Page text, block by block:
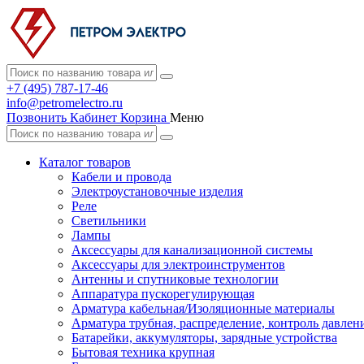
+7 (495) 787-17-46
info@petromelectro.ru
Позвонить Кабинет Корзина Меню
Каталог товаров
Кабели и провода
Электроустановочные изделия
Реле
Светильники
Лампы
Аксессуары для канализационной системы
Аксессуары для электроинструментов
Антенны и спутниковые технологии
Аппаратура пускорегулирующая
Арматура кабельная/Изоляционные материалы
Арматура трубная, распределение, контроль
Батарейки, аккумуляторы, зарядные устройства
Бытовая техника крупная